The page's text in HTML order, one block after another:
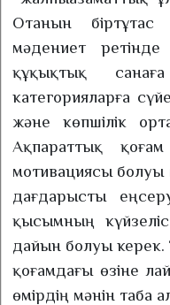
Отанын
мәдениет
құқықтық
категорияларға
және көпшілік
Ақпараттық
мотивациясы
дағдарысты
қысымның
дайын болуы керек.
қоғамдағы өзіне
өмірдің мәнін таба